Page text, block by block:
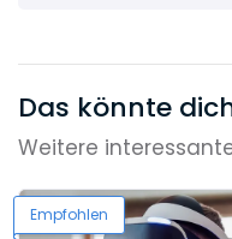
Das könnte
Weitere
Empfohlen